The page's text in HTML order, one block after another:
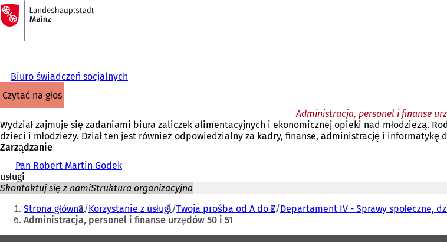
Przejdź do treści
Do
strony
głównej
Biuro świadczeń socjalnych
czytać na głos
Administracja, personel i finanse
Wydział zajmuje się zadaniami biura zaliczek alimentacyjnych i ekonomicznej opieki nad młodzieżą.
dzieci i młodzieży. Dział ten jest również odpowiedzialny za kadry, finanse, administrację i informatykę
Zarządzanie
Pan Robert Martin Godek
usługi
Skontaktuj się z namiStruktura organizacyjna
Jesteś
tutaj:
Strona główna Korzystanie z usługi Twoja prośba od A do Z Departament IV - Sprawy społeczne,
Administracja, personel i finanse urzędów 50 i 51